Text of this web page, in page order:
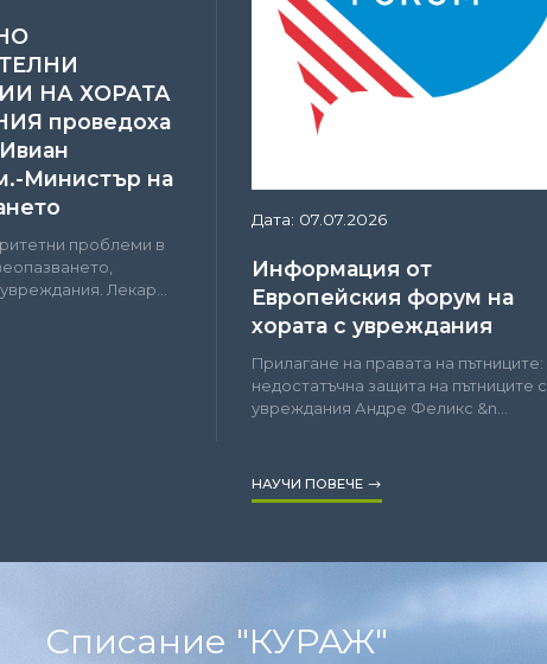
НА ХОРАТА
проведоха
Министър на
проблеми в
Лекар...
Дата: 07.07.2026
Информация от
Европейския форум на
хората с увреждания
Прилагане на правата на пътниците:
недостатъчна защита на пътниците с
увреждания Андре Феликс &n...
НАУЧИ ПОВЕЧЕ
Списание "КУРАЖ"